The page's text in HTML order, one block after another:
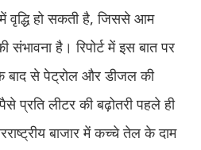
में वृद्धि हो सकती है, जिससे आम
संभावना है। रिपोर्ट में इस बात पर
बाद से पेट्रोल और डीजल की
प्रति लीटर की बढ़ोतरी पहले ही
बाजार में कच्चे तेल के दाम